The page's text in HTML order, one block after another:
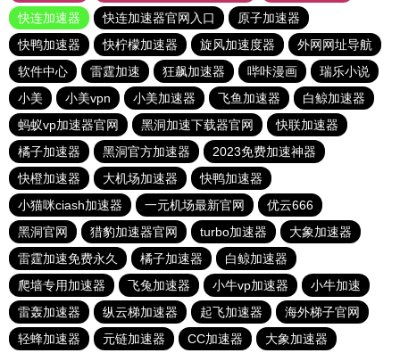
快连加速器
快连加速器官网入口
原子加速器
快鸭加速器
快柠檬加速器 旋风加速度器
外网网址导航
软件中心
雷霆加速 狂飙加速器 哔咔漫画
瑞乐小说
小美
小美vpn 小美加速器 飞鱼加速器
白鲸加速器
蚂蚁vp加速器官网
黑洞加速下载器官网
快联加速器
橘子加速器
黑洞官方加速器
2023免费加速神器
快橙加速器
大机场加速器
快鸭加速器
小猫咪ciash加速器
一元机场最新官网
优云666
黑洞官网
猎豹加速器官网 turbo加速器
大象加速器
雷霆加速免费永久
橘子加速器
白鲸加速器
爬墙专用加速器
飞兔加速器 小牛vp加速器
小牛加速
雷轰加速器
纵云梯加速器 起飞加速器
海外梯子官网
轻蜂加速器
元链加速器 CC加速器 大象加速器